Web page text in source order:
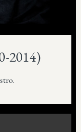
2014)